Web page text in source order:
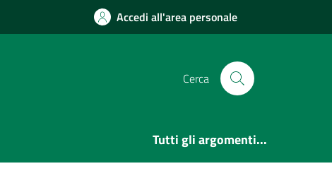
Accedi all'area personale
Cerca
Tutti gli argomenti...